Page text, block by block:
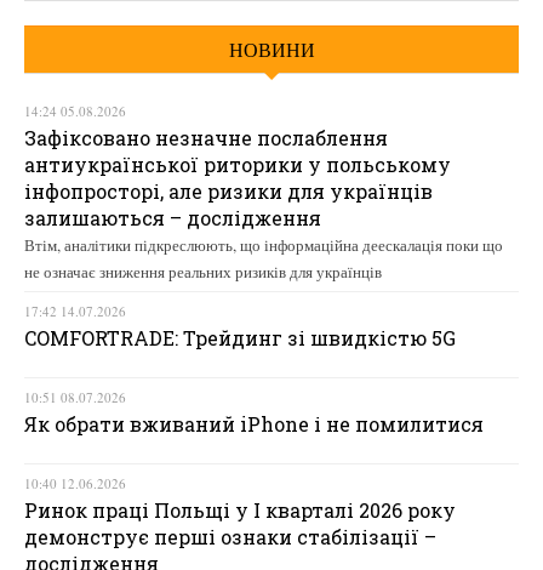
НОВИНИ
14:24 05.08.2026
Зафіксовано незначне послаблення
антиукраїнської риторики у польському
інфопросторі, але ризики для українців
залишаються – дослідження
Втім, аналітики підкреслюють, що інформаційна деескалація поки що
не означає зниження реальних ризиків для українців
17:42 14.07.2026
COMFORTRADE: Трейдинг зі швидкістю 5G
10:51 08.07.2026
Як обрати вживаний iPhone і не помилитися
10:40 12.06.2026
Ринок праці Польщі у І кварталі 2026 року
демонструє перші ознаки стабілізації –
дослідження